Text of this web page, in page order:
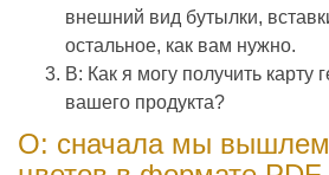
внешний вид бутылки,
остальное, как вам нужно.
В: Как я могу получить карту
вашего продукта?
О: сначала мы